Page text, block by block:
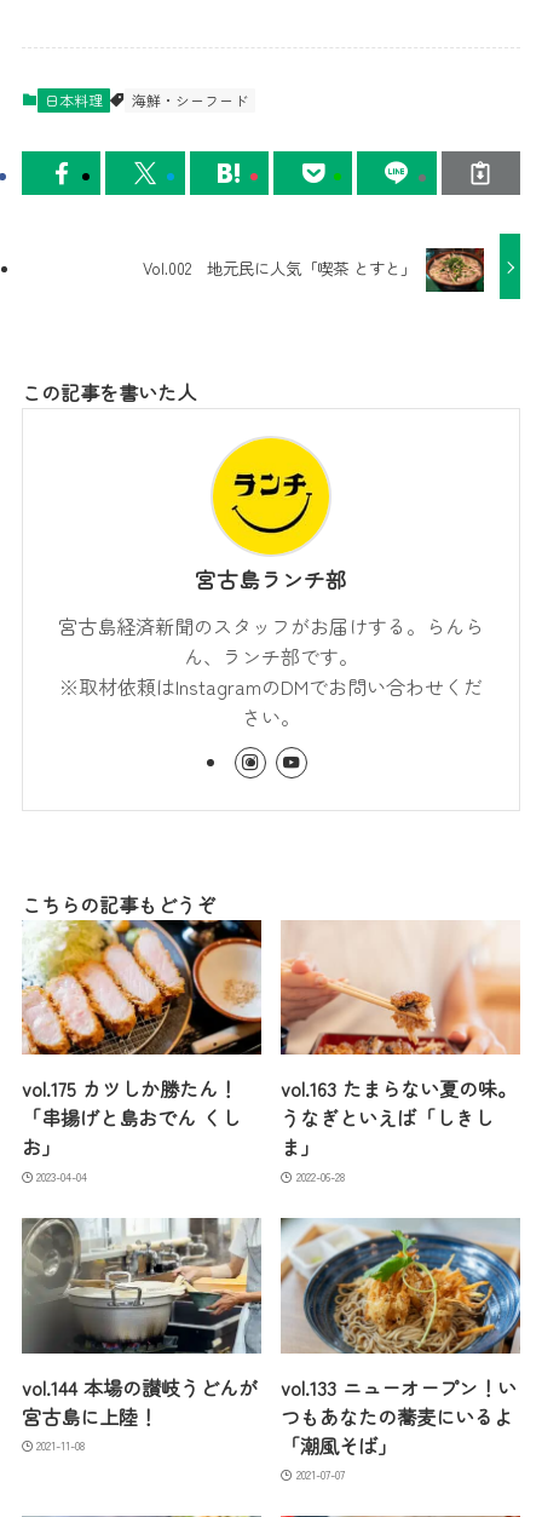
日本料理 海鮮・シーフード
Vol.002 地元民に人気「喫茶 とすと」
この記事を書いた人
宮古島ランチ部
宮古島経済新聞のスタッフがお届けする。らんら
ん、ランチ部です。
※取材依頼はInstagramのDMでお問い合わせくだ
さい。
こちらの記事もどうぞ
vol.175 カツしか勝たん！
「串揚げと島おでん くし
お」
2023-04-04
vol.163 たまらない夏の味。
うなぎといえば「しきし
ま」
2022-06-28
vol.144 本場の讃岐うどんが
宮古島に上陸！
2021-11-08
vol.133 ニューオープン！い
つもあなたの蕎麦にいるよ
「潮風そば」
2021-07-07